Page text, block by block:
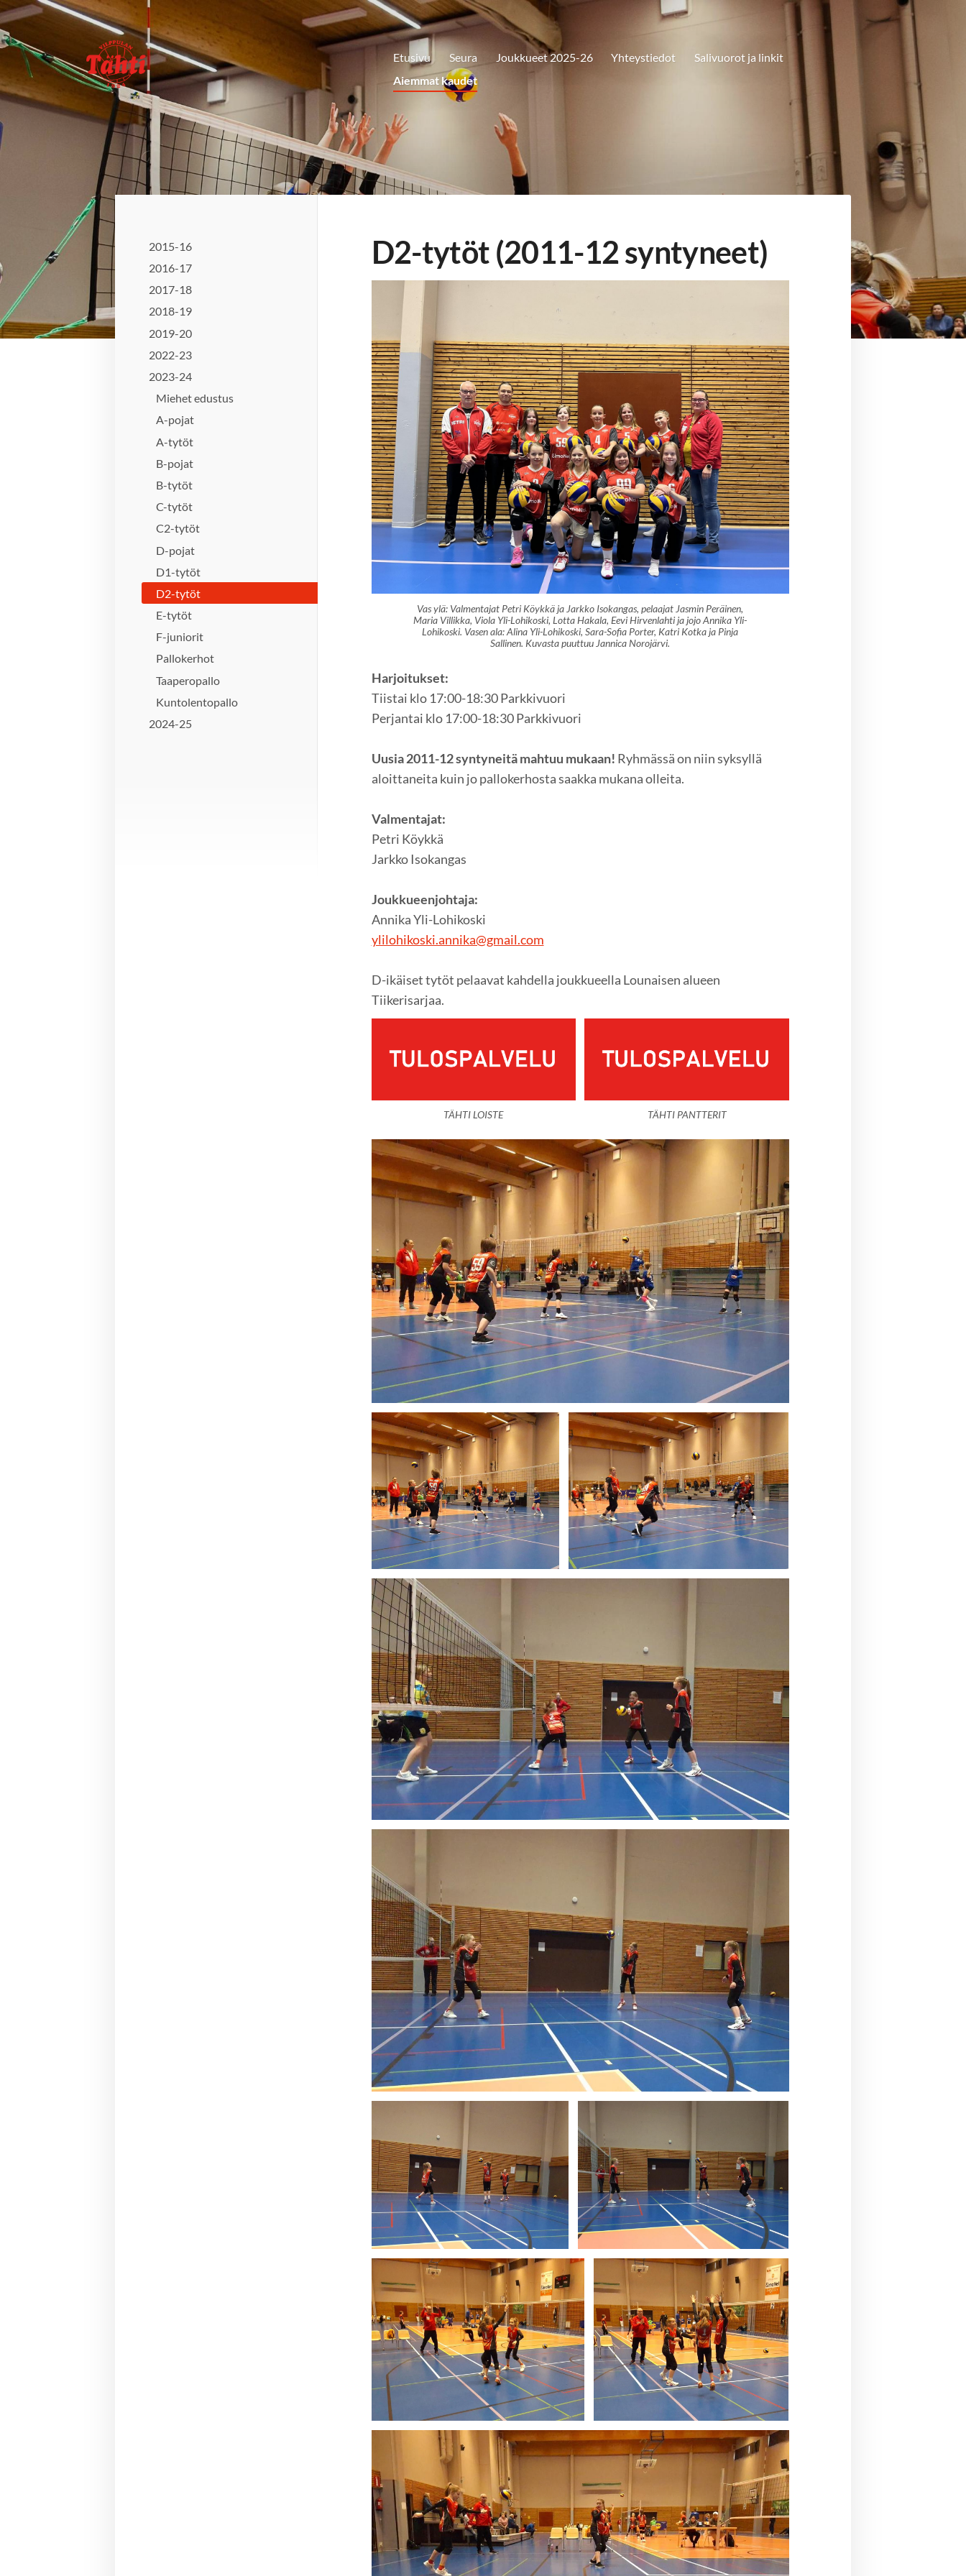
Siirry
sivun
sisältöön
Vilppulan Tähti ry
Etusivu Seura Joukkueet 2025-26 Yhteystiedot
Salivuorot ja linkit
Aiemmat kaudet
2015-16
2016-17
2017-18
2018-19
2019-20
2022-23
2023-24
Miehet edustus
A-pojat
A-tytöt
B-pojat
B-tytöt
C-tytöt
C2-tytöt
D-pojat
D1-tytöt
D2-tytöt
E-tytöt
F-juniorit
Pallokerhot
Taaperopallo
Kuntolentopallo
2024-25
D2-tytöt (2011-12 syntyneet)
Vas ylä: Valmentajat Petri Köykkä ja Jarkko Isokangas, pelaajat Jasmin Peräinen,
Maria Villikka, Viola Yli-Lohikoski, Lotta Hakala, Eevi Hirvenlahti ja jojo Annika Yli-
Lohikoski. Vasen ala: Alina Yli-Lohikoski, Sara-Sofia Porter, Katri Kotka ja Pinja
Sallinen. Kuvasta puuttuu Jannica Norojärvi.
Harjoitukset:
Tiistai klo 17:00-18:30 Parkkivuori
Perjantai klo 17:00-18:30 Parkkivuori
Uusia 2011-12 syntyneitä mahtuu mukaan! Ryhmässä on niin syksyllä
aloittaneita kuin jo pallokerhosta saakka mukana olleita.
Valmentajat:
Petri Köykkä
Jarkko Isokangas
Joukkueenjohtaja:
Annika Yli-Lohikoski
ylilohikoski.annika@gmail.com
D-ikäiset tytöt pelaavat kahdella joukkueella Lounaisen alueen
Tiikerisarjaa.
TÄHTI LOISTE TÄHTI PANTTERIT